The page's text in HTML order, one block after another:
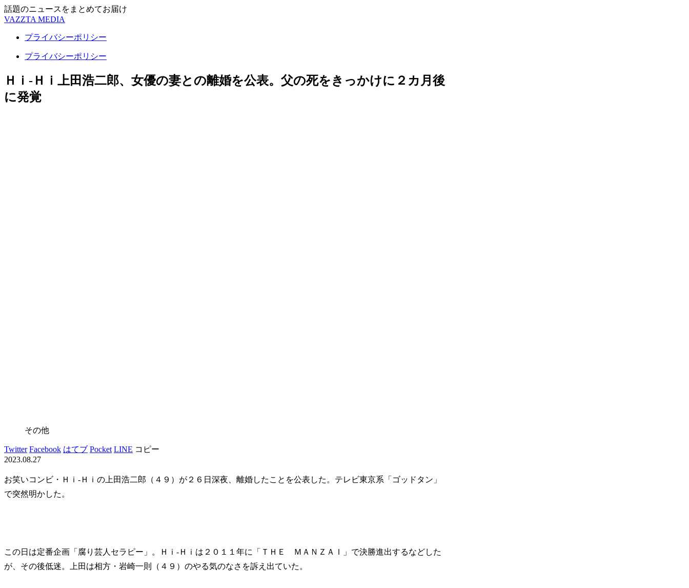
話題のニュースをまとめてお届け
VAZZTA MEDIA
プライバシーポリシー
プライバシーポリシー
Ｈｉ-Ｈｉ上田浩二郎、女優の妻との離婚を公表。父の死をきっかけに２カ月後
に発覚
その他
Twitter Facebook はてブ Pocket LINE コピー
2023.08.27
お笑いコンビ・Ｈｉ-Ｈｉの上田浩二郎（４９）が２６日深夜、離婚したことを公表した。テレビ東京系「ゴッドタン」
で突然明かした。
この日は定番企画「腐り芸人セラピー」。Ｈｉ-Ｈｉは２０１１年に「ＴＨＥ ＭＡＮＺＡＩ」で決勝進出するなどした
が、その後低迷。上田は相方・岩崎一則（４９）のやる気のなさを訴え出ていた。